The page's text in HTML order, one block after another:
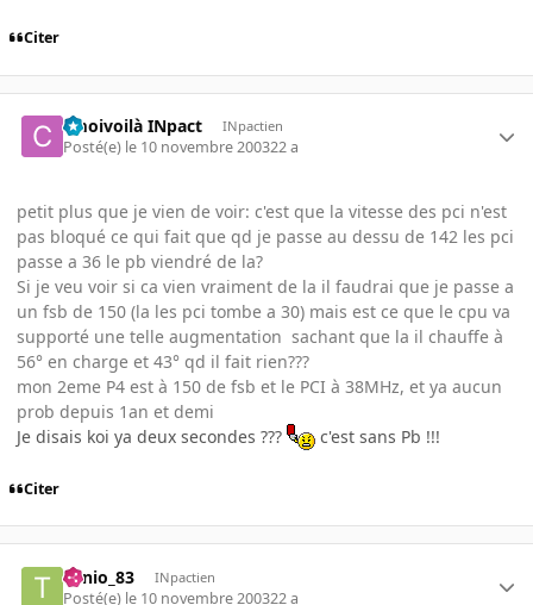
Citer
cmoivoilà INpact INpactien
Posté(e) le 10 novembre 200322 a
petit plus que je vien de voir: c'est que la vitesse des pci n'est
pas bloqué ce qui fait que qd je passe au dessu de 142 les pci
passe a 36 le pb viendré de la?
Si je veu voir si ca vien vraiment de la il faudrai que je passe a
un fsb de 150 (la les pci tombe a 30) mais est ce que le cpu va
supporté une telle augmentation sachant que la il chauffe à
56° en charge et 43° qd il fait rien???
mon 2eme P4 est à 150 de fsb et le PCI à 38MHz, et ya aucun
prob depuis 1an et demi
Je disais koi ya deux secondes ???
c'est sans Pb !!!
Citer
Tonio_83 INpactien
Posté(e) le 10 novembre 200322 a